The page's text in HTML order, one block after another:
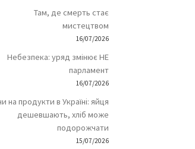
Там, де смерть стає
мистецтвом
16/07/2026
Небезпека: уряд змінює НЕ
парламент
16/07/2026
на продукти в Україні: яйця
дешевшають, хліб може
подорожчати
15/07/2026